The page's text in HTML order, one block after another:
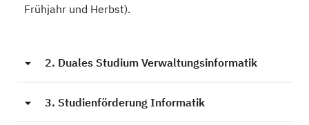
Frühjahr und Herbst).
2. Duales Studium Verwaltungsinformatik
3. Studienförderung Informatik